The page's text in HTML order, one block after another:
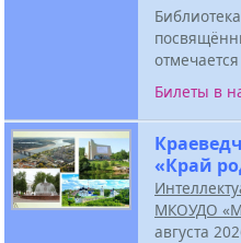
Билеты в
«Край
МКОУДО
августа